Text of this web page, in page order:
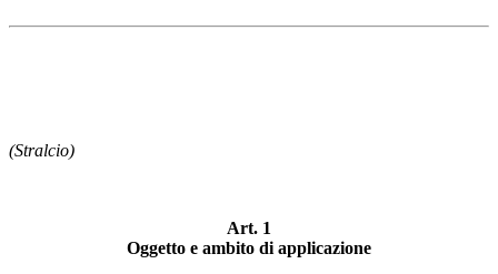
(Stralcio)
Art. 1
Oggetto e ambito di applicazione